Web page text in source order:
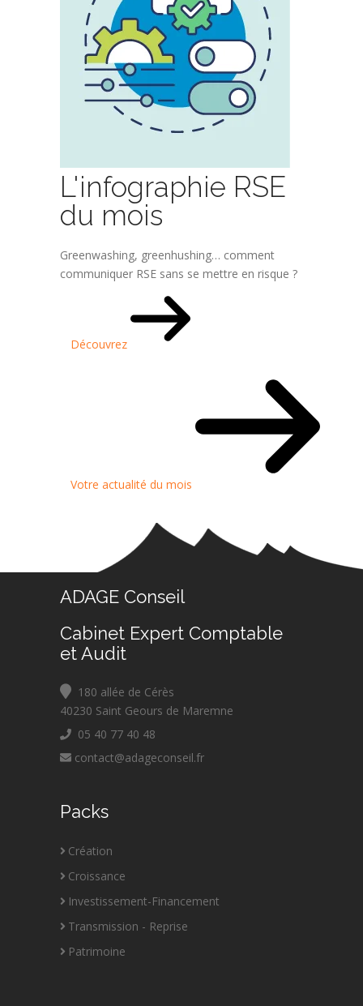
L'infographie RSE
du mois
Greenwashing, greenhushing… comment
communiquer RSE sans se mettre en risque ?
Découvrez
Votre actualité du mois
ADAGE Conseil
Cabinet Expert Comptable
et Audit
180 allée de Cérès
40230 Saint Geours de Maremne
05 40 77 40 48
contact@adageconseil.fr
Packs
Création
Croissance
Investissement-Financement
Transmission - Reprise
Patrimoine